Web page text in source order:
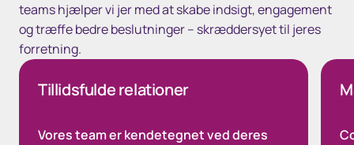
teams hjælper vi jer med at skabe indsigt, engagement
og træffe bedre beslutninger – skræddersyet til jeres
forretning.
Tillidsfulde relationer
Vores team er kendetegnet ved deres